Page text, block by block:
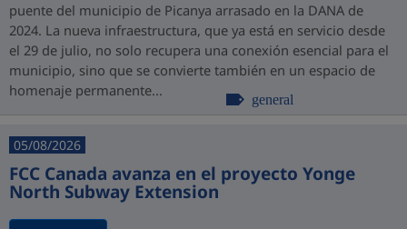
puente del municipio de Picanya arrasado en la DANA de
2024. La nueva infraestructura, que ya está en servicio desde
el 29 de julio, no solo recupera una conexión esencial para el
municipio, sino que se convierte también en un espacio de
homenaje permanente...
general
05/08/2026
FCC Canada avanza en el proyecto Yonge
North Subway Extension